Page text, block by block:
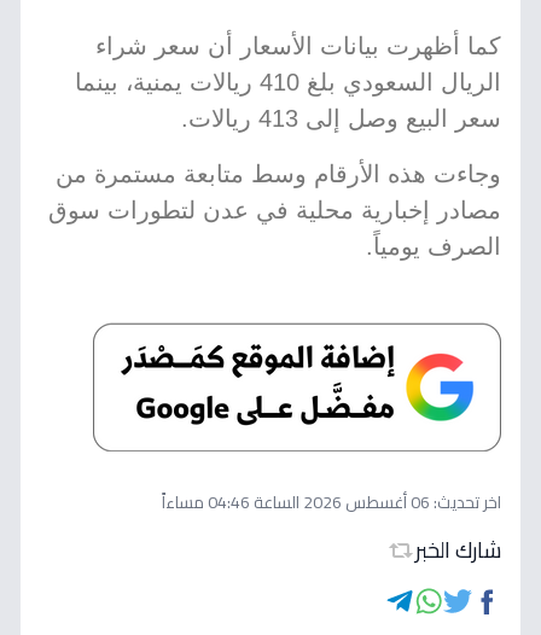
كما أظهرت بيانات الأسعار أن سعر شراء
الريال السعودي بلغ 410 ريالات يمنية، بينما
سعر البيع وصل إلى 413 ريالات.
وجاءت هذه الأرقام وسط متابعة مستمرة من
مصادر إخبارية محلية في عدن لتطورات سوق
الصرف يومياً.
اخر تحديث:06 أغسطس 2026 الساعة 04:46 مساءاً
شارك الخبر